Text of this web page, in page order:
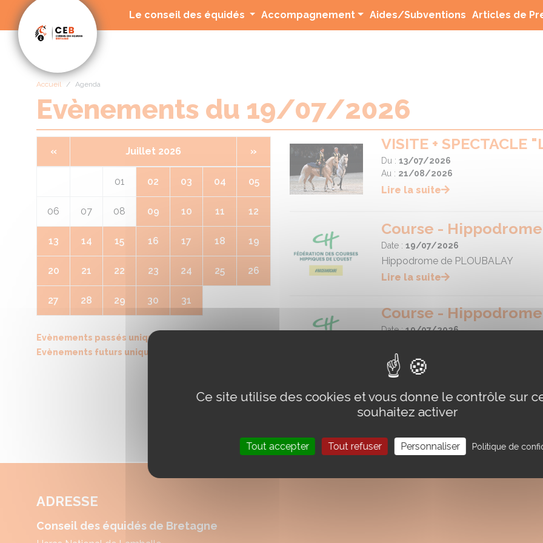
Le conseil des équidés Accompagnement Aides/Subventions (current)
Articles de
Accueil Agenda
Evènements du 19/07/2026
« Juillet 2026 »
01 02 03 04 05
06 07 08 09 10 11 12
13 14 15 16 17 18 19
20 21 22 23 24 25 26
27 28 29 30 31
Evènements passés uniquement
Evènements futurs uniquement
VISITE + SPECTACLE
Du : 13/07/2026
Au : 21/08/2026
Lire la suite
Course - Hippodrome
Date : 19/07/2026
Hippodrome de PLOUBALAY
Lire la suite
Course - Hippodrome
Date :19/07/2026
Lire la suite
ADRESSE
Conseil des équidés de Bretagne
Panneau de gestion des cookies
Ce site utilise des cookies et vous donne le contrôle sur
souhaitez activer
Tout accepter Tout refuser Personnaliser Politique de